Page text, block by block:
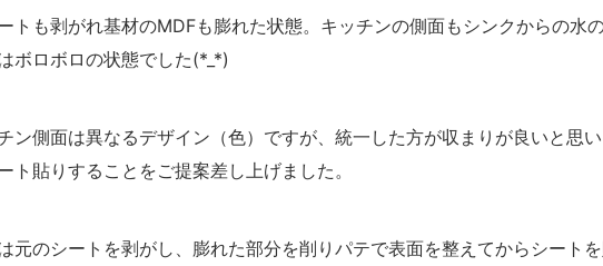
トも剥がれ基材のMDFも膨れた状態。キッチンの側面もシンクからの水
ボロボロの状態でした(*_*)
ン側面は異なるデザイン（色）ですが、統一した方が収まりが良いと思い
ト貼りすることをご提案差し上げました。
元のシートを剥がし、膨れた部分を削りパテで表面を整えてからシート